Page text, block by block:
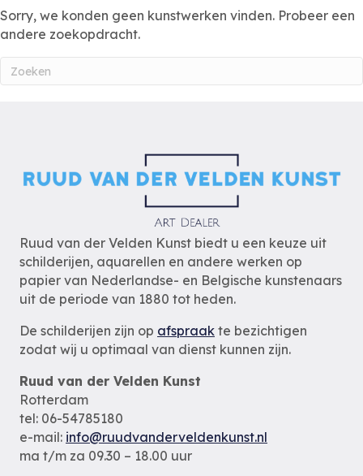
Sorry, we konden geen kunstwerken vinden. Probeer een
andere zoekopdracht.
Ruud van der Velden Kunst biedt u een keuze uit
schilderijen, aquarellen en andere werken op
papier van Nederlandse- en Belgische kunstenaars
uit de periode van 1880 tot heden.
De schilderijen zijn op afspraak te bezichtigen
zodat wij u optimaal van dienst kunnen zijn.
Ruud van der Velden Kunst
Rotterdam
tel: 06-54785180
e-mail: info@ruudvanderveldenkunst.nl
ma t/m za 09.30 – 18.00 uur